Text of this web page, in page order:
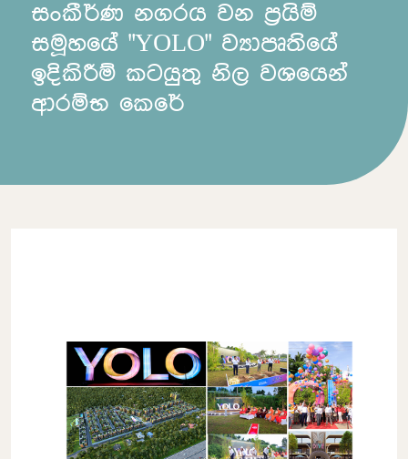
සංකීර්ණ නගරය වන ප්‍රයිම්
සමූහයේ "YOLO" ව්‍යාපෘතියේ
ඉදිකිරීම් කටයුතු නිල වශයෙන්
ආරම්භ කෙරේ